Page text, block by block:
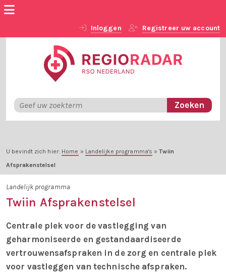
Inloggen Registreer uw account
U bevindt zich hier: Home » Landelijke programma's »Twiin
Afsprakenstelsel
Landelijk programma
Twiin Afsprakenstelsel
Centrale plek voor de vastlegging van
geharmoniseerde en gestandaardiseerde
vertrouwensafspraken in de zorg en centrale plek
voor vastleggen van technische afspraken.